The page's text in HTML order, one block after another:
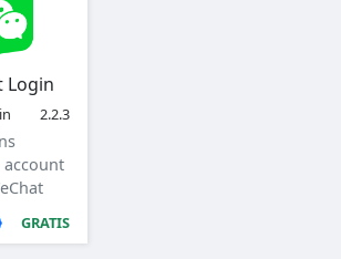
Login
2.2.3
account
for
GRATIS